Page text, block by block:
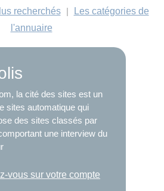
recherchés
|
Les catégories de
l'annuaire
la cité des sites est un
sites automatique qui
des sites classés par
une interview du
vous sur votre compte